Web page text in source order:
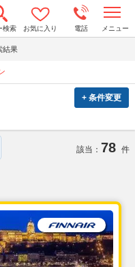
検索 お気に入り 電話 メニュー
o
n
a
v
t
結果
+ 条件変更
該当： 78 件